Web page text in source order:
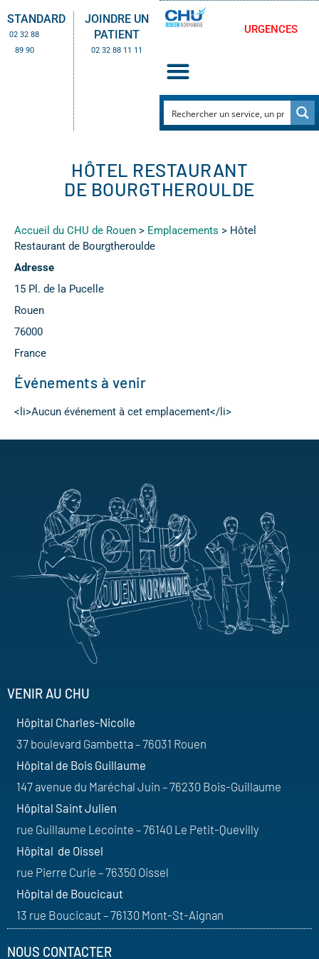
STANDARD
02 32 88
89 90
JOINDRE UN
PATIENT
02 32 88 11 11
URGENCES
HÔTEL RESTAURANT
DE BOURGTHEROULDE
Accueil du CHU de Rouen > Emplacements > Hôtel
Restaurant de Bourgtheroulde
Adresse
15 Pl. de la Pucelle
Rouen
76000
France
Événements à venir
<li>Aucun événement à cet emplacement</li>
VENIR AU CHU
Hôpital Charles-Nicolle
37 boulevard Gambetta – 76031 Rouen
Hôpital de Bois Guillaume
147 avenue du Maréchal Juin – 76230 Bois-Guillaume
Hôpital Saint Julien
rue Guillaume Lecointe – 76140 Le Petit-Quevilly
Hôpital de Oissel
rue Pierre Curie – 76350 Oissel
Hôpital de Boucicaut
13 rue Boucicaut – 76130 Mont-St-Aignan
NOUS CONTACTER